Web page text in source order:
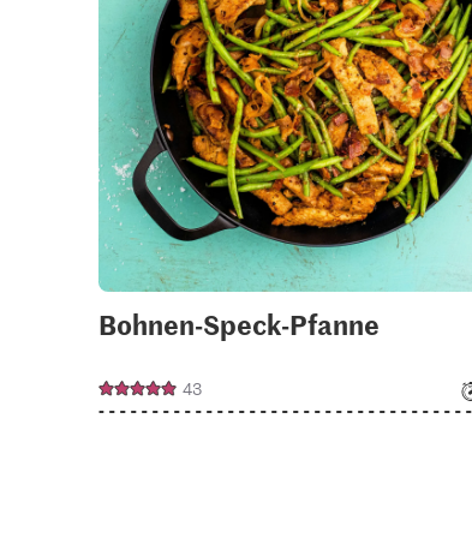
Bohnen-Speck-Pfanne
43